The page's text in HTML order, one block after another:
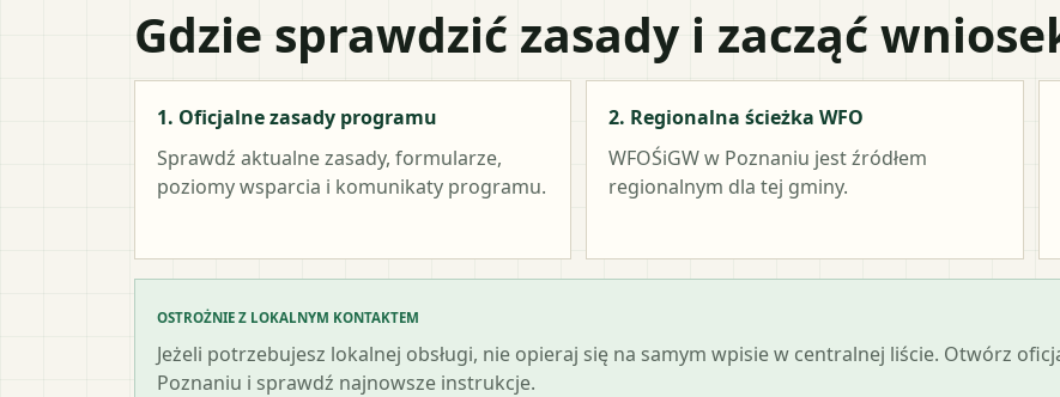
Gdzie sprawdzić zasady i zacząć
1. Oficjalne zasady programu
Sprawdź aktualne zasady, formularze,
poziomy wsparcia i komunikaty programu.
2. Regionalna ścieżka WFO
WFOŚiGW w Poznaniu jest źródłem
regionalnym dla tej gminy.
OSTROŻNIE Z LOKALNYM KONTAKTEM
Jeżeli potrzebujesz lokalnej obsługi, nie opieraj się na samym wpisie w centralnej liście. Otwórz
Poznaniu i sprawdź najnowsze instrukcje.